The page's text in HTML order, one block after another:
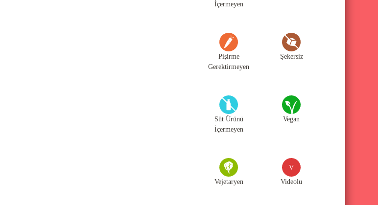
İçermeyen
Pişirme
Gerektirmeyen
Şekersiz
Süt Ürünü
İçermeyen
Vegan
Vejetaryen
V
Videolu